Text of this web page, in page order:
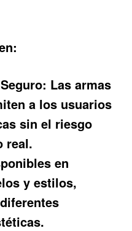
Las armas
a los usuarios
sin el riesgo
real.
en
y estilos,